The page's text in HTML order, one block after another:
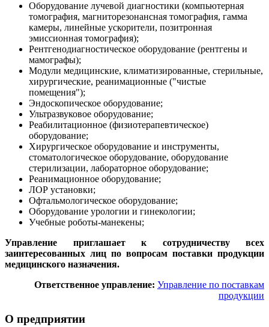
Оборудование лучевой диагностики (компьютерная
томография, магниторезонансная томография, гамма
камеры, линейные ускорители, позитронная
эмиссионная томография);
Рентгенодиагностическое оборудование (рентгены и
мамографы);
Модули медицинские, климатизированные, стерильные,
хирургические, реанимационные ("чистые
помещения");
Эндоскопическое оборудование;
Ультразвуковое оборудование;
Реабилитационное (физиотерапевтическое)
оборудование;
Хирургическое оборудование и инструменты,
стоматологическое оборудование, оборудование
стерилизации, лабораторное оборудование;
Реанимационное оборудование;
ЛОР установки;
Офтальмологическое оборудование;
Оборудование урологии и гинекологии;
Учебные роботы-манекены;
Управление приглашает к сотрудничеству всех
заинтересованных лиц по вопросам поставки продукции
медицинского назначения.
Ответственное управление: Управление по поставкам
продукции
О предприятии